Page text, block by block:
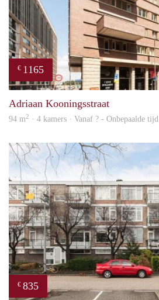
€ 1165
Adriaan Kooningsstraat
94 m2 · 4 kamers · Vanaf ? - Onbepaalde tijd
€ 835